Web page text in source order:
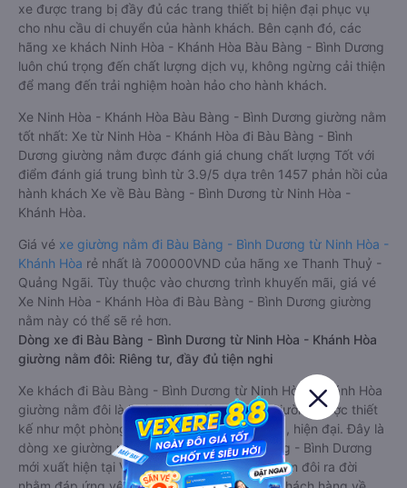
xe được trang bị đầy đủ các trang thiết bị hiện đại phục vụ
cho nhu cầu di chuyển của hành khách. Bên cạnh đó, các
hãng xe khách Ninh Hòa - Khánh Hòa Bàu Bàng - Bình Dương
luôn chú trọng đến chất lượng dịch vụ, không ngừng cải thiện
để mang đến trải nghiệm hoàn hảo cho hành khách.
Xe Ninh Hòa - Khánh Hòa Bàu Bàng - Bình Dương giường nằm
tốt nhất: Xe từ Ninh Hòa - Khánh Hòa đi Bàu Bàng - Bình
Dương giường nằm được đánh giá chung chất lượng Tốt với
điểm đánh giá trung bình từ 3.9/5 dựa trên 1457 phản hồi của
hành khách Xe về Bàu Bàng - Bình Dương từ Ninh Hòa -
Khánh Hòa.
Giá vé xe giường nằm đi Bàu Bàng - Bình Dương từ Ninh Hòa -
Khánh Hòa rẻ nhất là 700000VND của hãng xe Thanh Thuỷ -
Quảng Ngãi. Tùy thuộc vào chương trình khuyến mãi, giá vé
Xe Ninh Hòa - Khánh Hòa đi Bàu Bàng - Bình Dương giường
nằm này có thể sẽ rẻ hơn.
Dòng xe đi Bàu Bàng - Bình Dương từ Ninh Hòa - Khánh Hòa
giường nằm đôi: Riêng tư, đầy đủ tiện nghi
Xe khách đi Bàu Bàng - Bình Dương từ Ninh Hòa - Khánh Hòa
giường nằm đôi là loại xe đặc biệt. Với mỗi giường được thiết
kế như một phòng ngủ khách sạn sang trọng, hiện đại. Đây là
dòng xe giường nằm cho cặp đôi đi Bàu Bàng - Bình Dương
mới xuất hiện tại Việt Nam. Loại xe giường nằm đôi ra đời